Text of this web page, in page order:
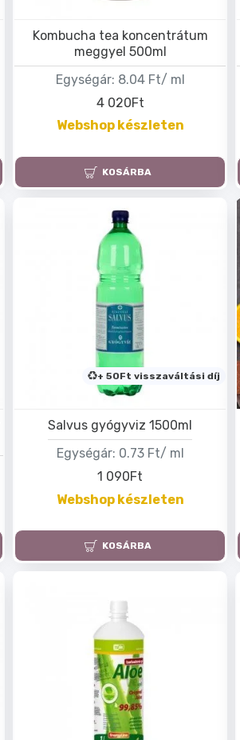
Egységár: 8.04 Ft/ ml
Kombucha tea koncentrátum
meggyel 500ml
4 020Ft
Webshop készleten
KOSÁRBA
+ 50Ft visszaváltási díj
Egységár: 0.73 Ft/ ml
Salvus gyógyviz 1500ml
1 090Ft
Webshop készleten
KOSÁRBA